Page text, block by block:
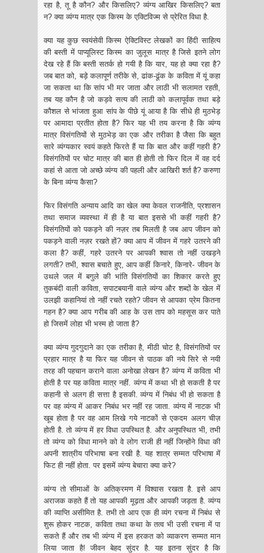
रहा है, तू है कौन? और किसलिए? व्यंग्य आखिर किसलिए? बता
न? क्या व्यंग्य मात्र एक किस्म के एक्टिविज्म से प्रेरित विधा है.
क्या यह कुछ स्वयंसेवी किस्म ऐक्टिविस्ट लेखकों का हिंदी साहित्य
की बस्ती में पाप्यूलिस्ट किस्म का जुलूस मात्र है जिसे इतने लोग
देख रहे हैं कि बस्ती सतर्क हो गयी है कि यार, यह हो क्या रहा है?
जब बात को, बड़े कलापूर्ण तरीके से, ढांक-ढूंक के कविता में यूं कहा
जा सकता था कि सांप भी मर जाता और लाठी भी सलामत रहती,
तब यह कौन है जो कड़वे सत्य की लाठी को कलापूर्वक तथा बड़े
कौशल से भांजता हुआ सांप के पीछे यूं आया है कि सीधे ही मुठभेड़
पर आमादा प्रतीत होता है? फिर यह भी तय करना है कि व्यंग्य
मात्र विसंगतियों से मुठभेड़ का एक और तरीका है जैसा कि बहुत
सारे व्यंग्यकार स्वयं कहते फिरते हैं या कि बात और कहीं गहरी है?
विसंगतियों पर चोट मात्र की बात ही होती तो फिर दिल में वह दर्द
कहां से आता जो अच्छे व्यंग्य की पहली और आखिरी शर्त है? करुणा
के बिना व्यंग्य कैसा?
फिर विसंगति अन्याय आदि का खेल क्या केवल राजनीति, प्रशासन
तथा समाज व्यवस्था में ही है या बात इससे भी कहीं गहरी है?
विसंगतियों को पकड़ने की नज़र तब मिलती है जब आप जीवन को
पकड़ने वाली नज़र रखते हों? क्या आप में जीवन में गहरे उतरने की
कला है? कहीं, गहरे उतरने पर आपकी श्वास तो नहीं उखड़ने
लगती? तभी, श्वास बचाते हुए, आप कहीं किनारे, किनारे- जीवन के
उथले जल में बगुले की भांति विसंगतियों का शिकार करते हुए
तुकबंदी वाली कविता, सपाटबयानी वाले व्यंग्य और शब्दों के खेल में
उलझी कहानियां तो नहीं रचते रहते? जीवन से आपका प्रेम कितना
गहन है? क्या आप गरीब की आह के उस ताप को महसूस कर पाते
हो जिसमें लोहा भी भस्म हो जाता है?
क्या व्यंग्य गुदगुदाने का एक तरीका है, मीठी चोट है, विसंगतियों पर
प्रहार मात्र है या फिर यह जीवन से पाठक की नये सिरे से नयी
तरह की पहचान कराने वाला अनोखा लेखन है? व्यंग्य में कविता भी
होती है पर यह कविता मात्र नहीं. व्यंग्य में कथा भी हो सकती है पर
कहानी से अलग ही सत्ता है इसकी. व्यंग्य में निबंध भी हो सकता है
पर वह व्यंग्य में आकर निबंध भर नहीं रह जाता. व्यंग्य में नाटक भी
खूब होता है पर वह आम लिखे गये नाटकों से एकदम अलग चीज़
होती है. तो व्यंग्य में हर विधा उपस्थित है. और अनुपस्थित भी, तभी
तो व्यंग्य को विधा मानने को वे लोग राजी ही नहीं जिन्होंने विधा की
अपनी शात्रीय परिभाषा बना रखी है. यह शात्र सम्मत परिभाषा में
फिट ही नहीं होता. पर इसमें व्यंग्य बेचारा क्या करे?
व्यंग्य तो सीमाओं के अतिक्रमण में विश्वास रखता है. इसे आप
अराजक कहते हैं तो यह आपकी मूढ़ता और आपकी जड़ता है. व्यंग्य
की व्याप्ति असीमित है. तभी तो आप एक ही व्यंग रचना में निबंध से
शुरू होकर नाटक, कविता तथा कथा के तत्व भी उसी रचना में पा
सकते हैं और तब भी व्यंग्य में इस हरकत को व्याकरण सम्मत मान
लिया जाता है! जीवन बेहद सुंदर है. यह इतना सुंदर है कि